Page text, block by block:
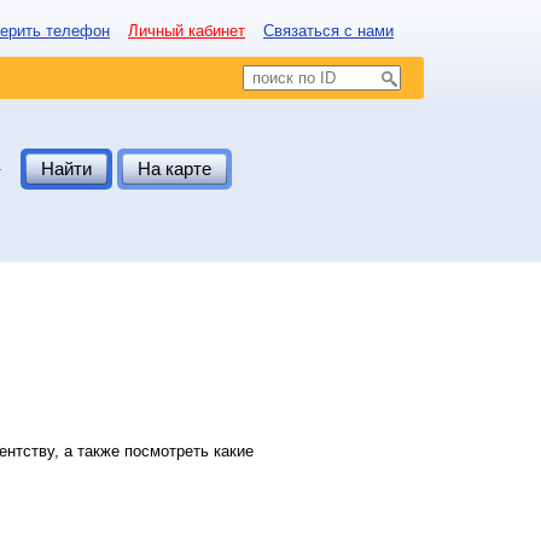
телефон Личный кабинет Связаться с нами
Найти На карте
а также посмотреть какие